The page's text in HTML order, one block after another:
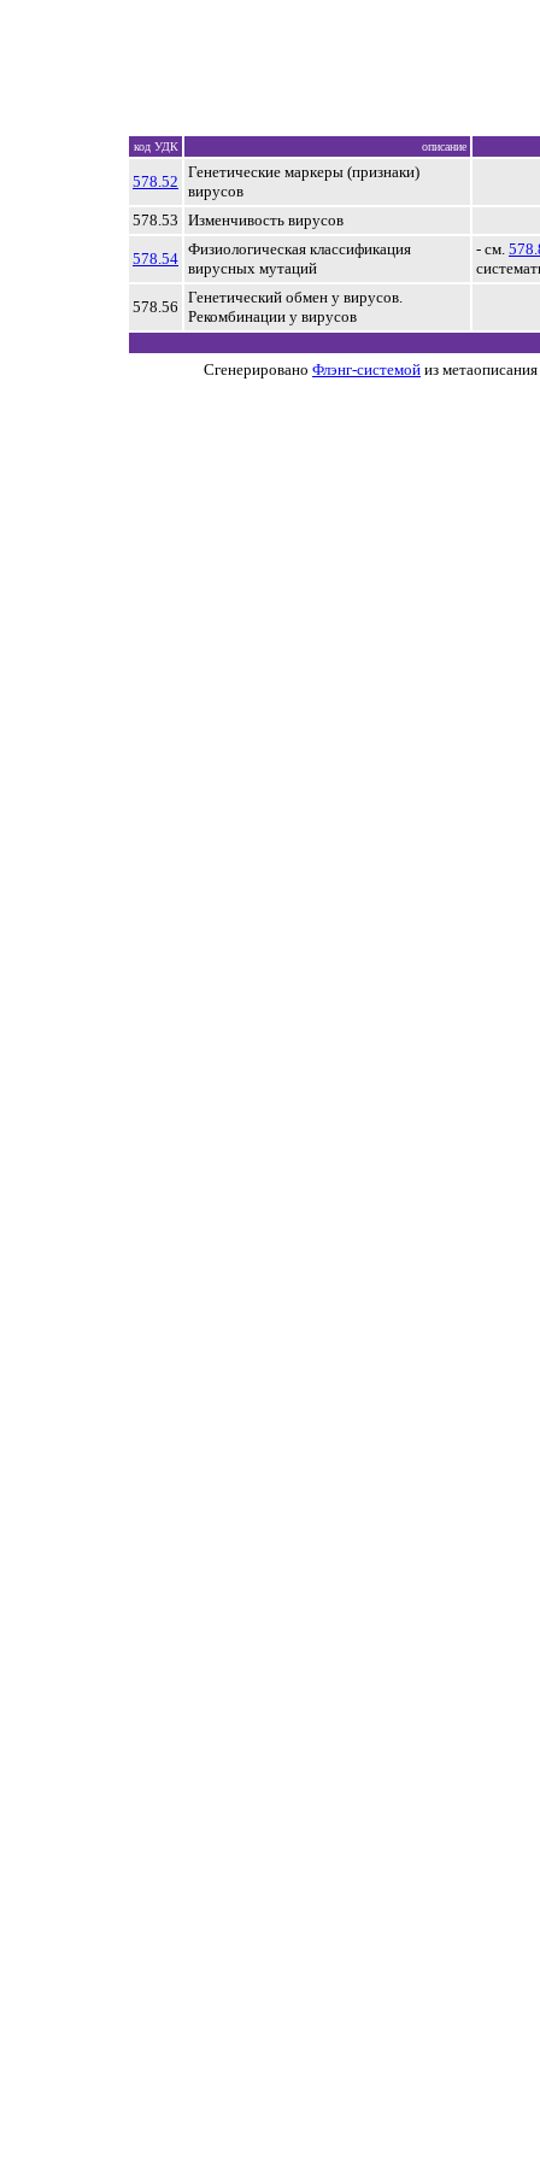
код УДК описание
578.52
Генетические маркеры (признаки)
вирусов
578.53 Изменчивость вирусов
578.54
Физиологическая классификация
вирусных мутаций
- см.
578.56
Генетический обмен у вирусов.
Рекомбинации у вирусов
Сгенерировано Флэнг-системой из